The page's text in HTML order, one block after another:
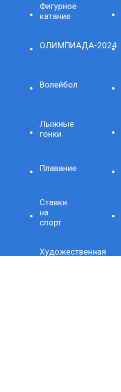
Фигурное
катание
ОЛИМПИАДА-2024
Волейбол
Лыжные
гонки
Плавание
Ставки
на
спорт
Художественная